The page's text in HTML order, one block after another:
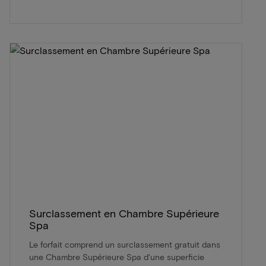
Surclassement en Chambre Supérieure
Spa
Le forfait comprend un surclassement gratuit dans
une Chambre Supérieure Spa d'une superficie